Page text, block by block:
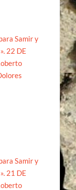
Samir y
22 DE
Samir y
21 DE